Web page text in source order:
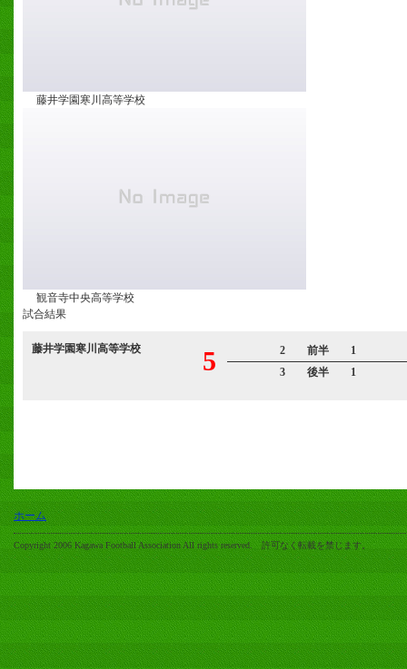
藤井学園寒川高等学校
観音寺中央高等学校
試合結果
藤井学園寒川高等学校 5
2 前半 1
3 後半 1
ホーム
Copyright 2006 Kagawa Football Association All rights reserved. 許可なく転載を禁じます。